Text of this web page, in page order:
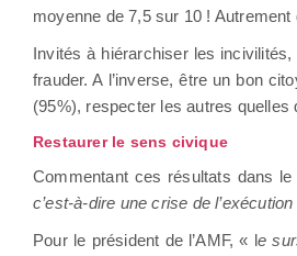
moyenne de 7,5 sur 10 !
Invités à hiérarchiser les
frauder. A l’inverse, être un bon
(95%), respecter les autres
Restaurer le sens civique
Commentant ces résultats dans
c’est-à-dire une crise de
Pour le président de l’AMF, « le